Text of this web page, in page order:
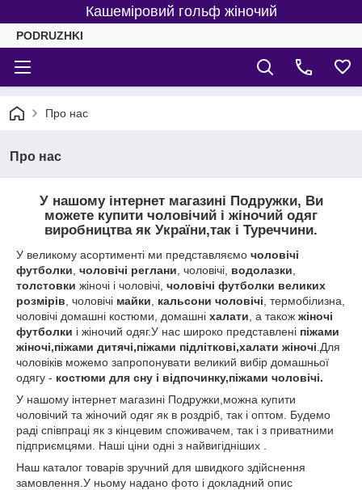
Кашеміровий гольф жіночий
PODRUZHKI
Про нас
Про нас
У нашому інтернет магазині Подружки, Ви
можете купити чоловічий і жіночий одяг
виробництва як України,так і Туреччини.
У великому асортименті ми представляємо чоловічі
футболки чоловічі реглани , чоловічі, водолазки
толстовки жіночі і чоловічі, чоловічі футболки великих
розмірів , чоловічі майки кальсони чоловічі , термобілизна,
чоловічі домашні костюми, домашні халати , а також жіночі
футболки і жіночий одяг.У нас широко представлені піжами
жіночі,піжами дитячі,піжами підліткові,халати жіночі .Для
чоловіків можемо запропонувати великий вибір домашньої
одягу - костюми для сну і відпочинку,піжами чоловічі.
У нашому інтернет магазині Подружки,можна купити
чоловічий та жіночий одяг як в роздріб, так і оптом. Будемо
раді співпраці як з кінцевим споживачем, так і з приватними
підприємцями. Наші ціни одні з найвигідніших .
Наш каталог товарів зручний для швидкого здійснення
замовлення.У ньому надано фото і докладний опис